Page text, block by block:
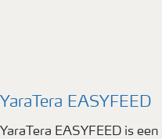
YaraTera EASYFEED
YaraTera EASYFEED is